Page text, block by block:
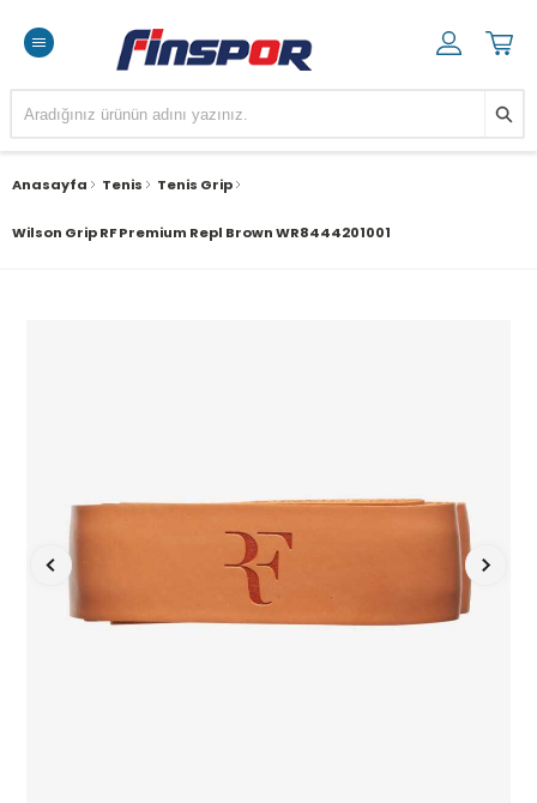
Anasayfa Tenis Tenis Grip
Wilson Grip RF Premium Repl Brown WR8444201001